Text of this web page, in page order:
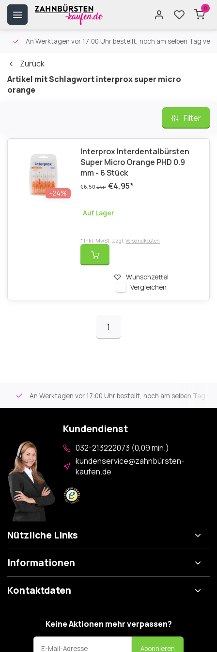
0
An Werktagen vor 17:00 Uhr bestellt, noch am selben Tag
Zurück
Artikel mit Schlagwort interprox super micro
orange
Filter
-24%
Interprox Interdentalbürsten
Super Micro Orange PHD 0.9
mm - 6 Stück
€6,50UVP €4,95*
Auf Lager
Wunschzettel
Vergleichen
* Inkl. MwSt. zzgl. Versandkosten
1
An Werktagen vor 17:00 Uhr bestellt, noch am selben Tag
Kundendienst
032-213222073 (0,09 min.)
kundenservice@zahnbürsten-
kaufen.de
Nützliche Links
Informationen
Kontaktdaten
Keine Aktionen mehr verpassen?
Abonnieren